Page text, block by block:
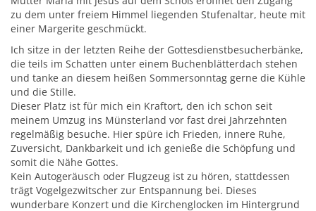
zu dem unter freiem Himmel liegenden Stufenaltar, heute mit
einer Margerite geschmückt.
Ich sitze in der letzten Reihe der Gottesdienstbesucherbänke,
die teils im Schatten unter einem Buchenblätterdach stehen
und tanke an diesem heißen Sommersonntag gerne die Kühle
und die Stille.
Dieser Platz ist für mich ein Kraftort, den ich schon seit
meinem Umzug ins Münsterland vor fast drei Jahrzehnten
regelmäßig besuche. Hier spüre ich Frieden, innere Ruhe,
Zuversicht, Dankbarkeit und ich genieße die Schöpfung und
somit die Nähe Gottes.
Kein Autogeräusch oder Flugzeug ist zu hören, stattdessen
trägt Vogelgezwitscher zur Entspannung bei. Dieses
wunderbare Konzert und die Kirchenglocken im Hintergrund